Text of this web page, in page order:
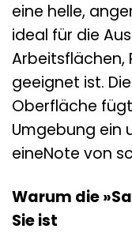
eine helle,
ideal für die
Arbeitsflächen,
geeignet ist.
Oberfläche
Umgebung ein
eineNote von
Warum die
Sie ist